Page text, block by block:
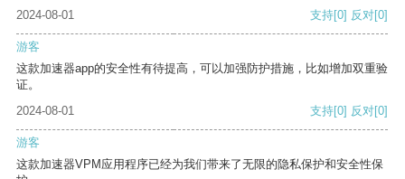
2024-08-01 支持[0] 反对[0]
游客
这款加速器app的安全性有待提高，可以加强防护措施，比如增加双重验
证。
2024-08-01
支持[0] 反对[0]
游客
这款加速器VPM应用程序已经为我们带来了无限的隐私保护和安全性保